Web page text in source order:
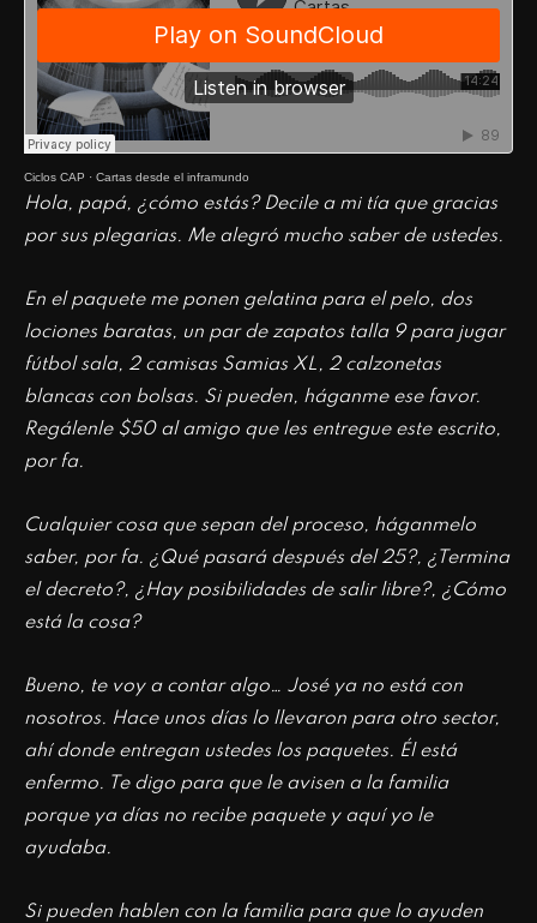
Ciclos CAP · Cartas desde el inframundo
Hola, papá, ¿cómo estás? Decile a mi tía que gracias
por sus plegarias. Me alegró mucho saber de ustedes.
En el paquete me ponen gelatina para el pelo, dos
lociones baratas, un par de zapatos talla 9 para jugar
fútbol sala, 2 camisas Samias XL, 2 calzonetas
blancas con bolsas. Si pueden, háganme ese favor.
Regálenle $50 al amigo que les entregue este escrito,
por fa.
Cualquier cosa que sepan del proceso, háganmelo
saber, por fa. ¿Qué pasará después del 25?, ¿Termina
el decreto?, ¿Hay posibilidades de salir libre?, ¿Cómo
está la cosa?
Bueno, te voy a contar algo… José ya no está con
nosotros. Hace unos días lo llevaron para otro sector,
ahí donde entregan ustedes los paquetes. Él está
enfermo. Te digo para que le avisen a la familia
porque ya días no recibe paquete y aquí yo le
ayudaba.
Si pueden hablen con la familia para que lo ayuden